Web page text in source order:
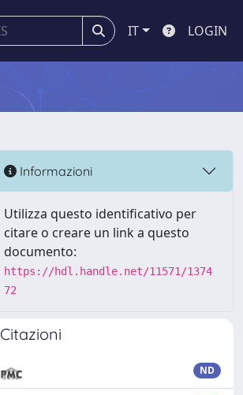
IT LOGIN
Informazioni
Utilizza questo identificativo per
citare o creare un link a questo
documento:
https://hdl.handle.net/11571/1374
72
Citazioni
ND